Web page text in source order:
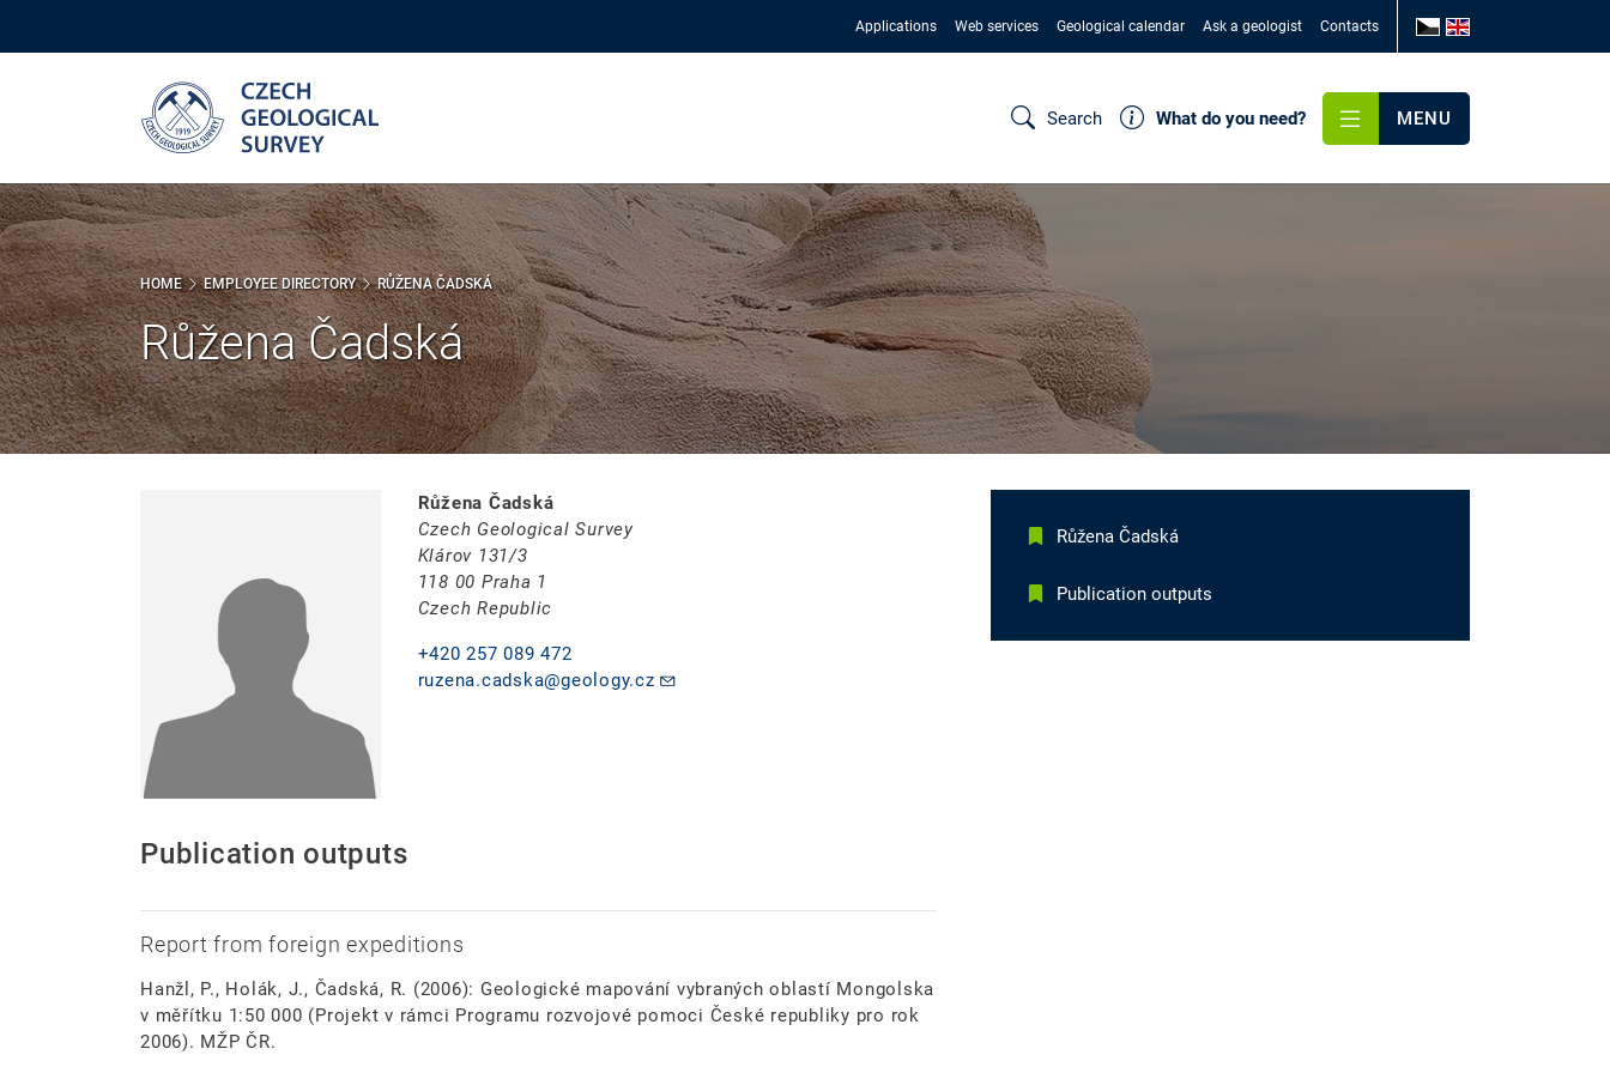
Applications Web services Geological calendar Ask a geologist Contacts
Search What do you need? MENU
HOME EMPLOYEE DIRECTORY RŮŽENA ČADSKÁ
Růžena Čadská
Růžena Čadská
Czech Geological Survey
Klárov 131/3
118 00 Praha 1
Czech Republic
+420 257 089 472
ruzena.cadska@geology.cz
Publication outputs
Report from foreign expeditions
Hanžl, P., Holák, J., Čadská, R. (2006): Geologické mapování vybraných oblastí Mongolska
v měřítku 1:50 000 (Projekt v rámci Programu rozvojové pomoci České republiky pro rok
2006). MŽP ČR.
Růžena Čadská
Publication outputs